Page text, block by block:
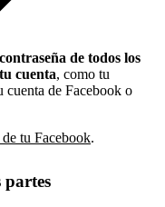
de todos los
cuenta, como tu
cuenta de Facebook o
tu Facebook.
partes